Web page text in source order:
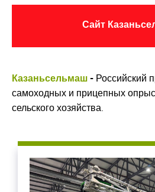
Сайт
Казаньсельмаш- Российский
самоходных и прицепных
сельского хозяйства.